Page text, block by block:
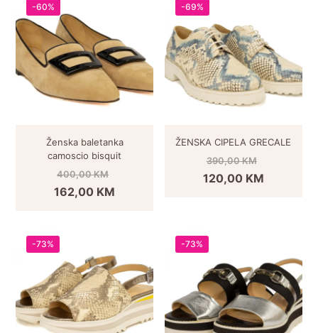
-60%
Ženska baletanka
camoscio bisquit
400,00KM
162,00 KM
-69%
ŽENSKA CIPELA GRECALE
390,00KM
120,00 KM
-73% -73%